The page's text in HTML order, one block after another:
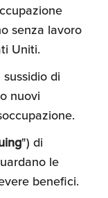
senza lavoro
Uniti.
sussidio di
nuovi
") di
le
benefici.